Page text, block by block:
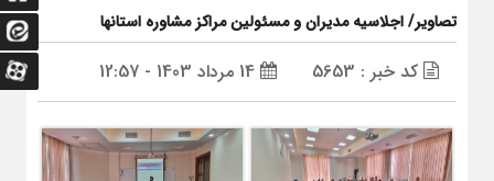
تصاویر/ اجلاسیه مدیران و مسئولین مراکز مشاوره استانها
کد خبر : 5653